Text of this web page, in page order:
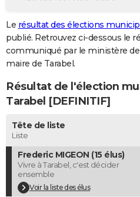
GUIDES D'ACHAT
BONS PLANS
CARTE DE VOEUX
Carte de Noël
Carte Bonne année
Carte Saint-Valentin
Carte Pâques
Carte d'anniversaire
DICTIONNAIRE
Dictionnaire
Biographies
Citations
Expressions
Proverbes
PROGRAMME TV
COPAINS D'AVANT
S'inscrire
Se connecter
Lycées
Collèges
Primaires
Universités
Entreprises
Service militaire
Avis de recherche
AVIS DE DÉCÈS
Le résultat des élections
publié. Retrouvez ci-dessous le
communiqué par le ministère
maire de Tarabel.
Résultat de l'élection
Tarabel [DEFINITIF]
Tête de liste
Liste
Frederic MIGEON (15 élus)
Vivre à Tarabel, c'est décider
ensemble
Voir la liste des élus